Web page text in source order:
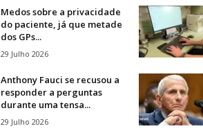
Medos sobre a privacidade
do paciente, já que metade
dos GPs...
29 Julho 2026
Anthony Fauci se recusou a
responder a perguntas
durante uma tensa...
29 Julho 2026